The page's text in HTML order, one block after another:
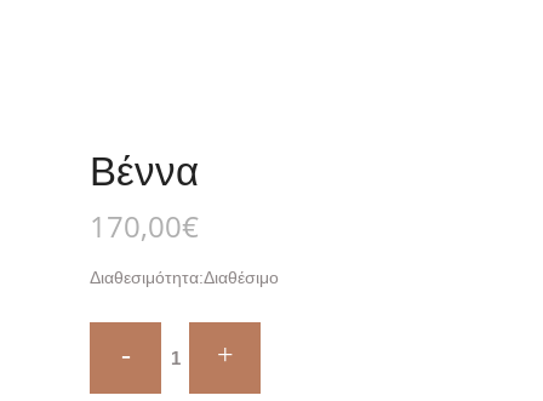
Βέννα
170,00€
Διαθεσιμότητα:Διαθέσιμο
quantity